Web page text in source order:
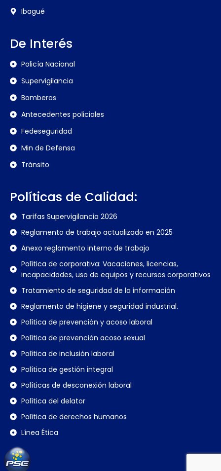
Ibagué
De Interés
Policía Nacional
Supervigilancia
Bomberos
Antecedentes policiales
Fedeseguridad
Min de Defensa
Tránsito
Políticas de Calidad:
Tarifas Supervigilancia 2026
Reglamento de trabajo actualizado en 2025
Anexo reglamento interno de trabajo
Política de corporativa: Vacaciones, licencias,
incapacidades, uso de equipos y recursos corporativos
Tratamiento de seguridad de la información
Reglamento de higiene y seguridad industrial.
Política de prevención y acoso laboral
Política de prevención acoso sexual
Política de inclusión laboral
Política de gestión integral
Políticas de desconexión laboral
Política del delator
Política de derechos humanos
Línea Ética